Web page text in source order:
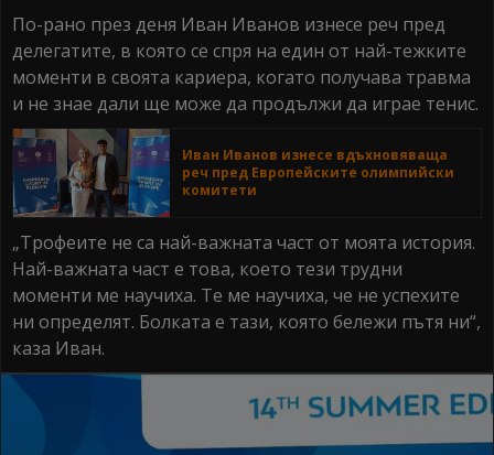
По-рано през деня Иван Иванов изнесе реч пред
делегатите, в която се спря на един от най-тежките
моменти в своята кариера, когато получава травма
и не знае дали ще може да продължи да играе тенис.
Иван Иванов изнесе вдъхновяваща
реч пред Европейските олимпийски
комитети
„Трофеите не са най-важната част от моята история.
Най-важната част е това, което тези трудни
моменти ме научиха. Те ме научиха, че не успехите
ни определят. Болката е тази, която бележи пътя ни“,
каза Иван.